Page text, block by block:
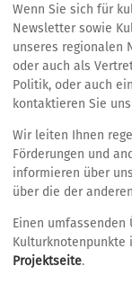
Wenn Sie sich für
Newsletter sowie
unseres regionalen
oder auch als
Politik, oder auch
kontaktieren Sie
Wir leiten Ihnen
Förderungen und
informieren über
über die der
Einen
Kulturknotenpunkte
Projektseite.